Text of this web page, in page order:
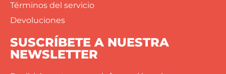
Términos del servicio
Devoluciones
SUSCRÍBETE A NUESTRA
NEWSLETTER